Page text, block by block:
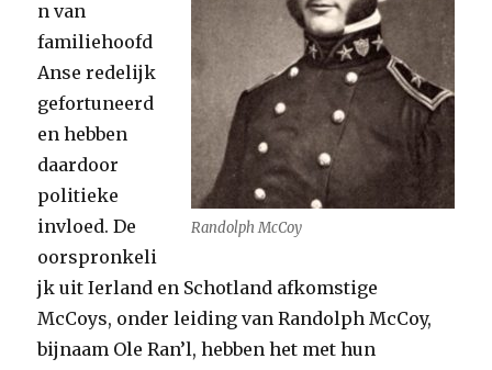
Randolph McCoy
n van
familiehoofd
Anse redelijk
gefortuneerd
en hebben
daardoor
politieke
invloed. De
oorspronkeli
jk uit Ierland en Schotland afkomstige
McCoys, onder leiding van Randolph McCoy,
bijnaam Ole Ran’l, hebben het met hun